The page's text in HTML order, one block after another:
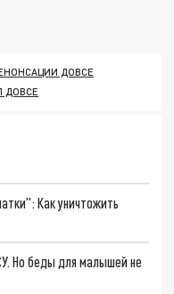
ДОВСЕ
ДОВСЕ
Как уничтожить
Но беды для малышей не